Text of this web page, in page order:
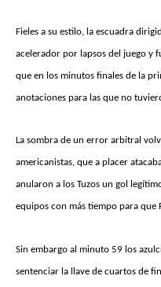
Fieles a su estilo, la escuadra
acelerador por lapsos del juego y
que en los minutos finales de la
anotaciones para las que no
La sombra de un error arbitral
americanistas, que a placer
anularon a los Tuzos un gol
equipos con más tiempo para que
Sin embargo al minuto 59 los
sentenciar la llave de cuartos de